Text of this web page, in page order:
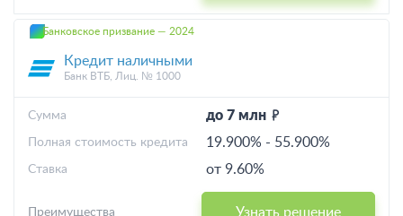
Банковское призвание — 2024
Кредит наличными
Банк ВТБ, Лиц. № 1000
до 7 млн
Cумма
19.900% - 55.900%
Полная стоимость кредита
от 9.60%
Ставка
Узнать решение
Преимущества